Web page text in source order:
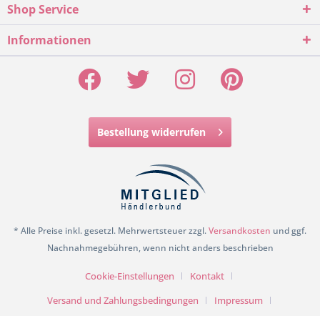
Shop Service
Informationen
Bestellung widerrufen
* Alle Preise inkl. gesetzl. Mehrwertsteuer zzgl.Versandkosten und ggf.
Nachnahmegebühren, wenn nicht anders beschrieben
Cookie-Einstellungen
Kontakt
Versand und Zahlungsbedingungen
Impressum